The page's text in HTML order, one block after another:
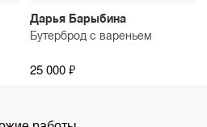
Дарья Барыбина
Бутерброд с вареньем
25 000 ₽